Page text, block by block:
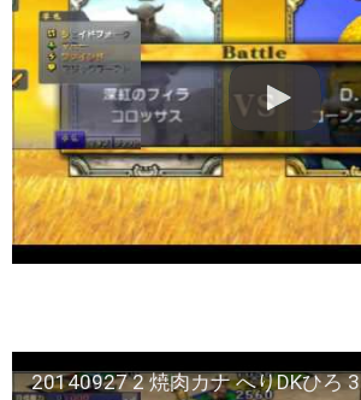
20140927 2 焼肉カナ へりDKひろ 3